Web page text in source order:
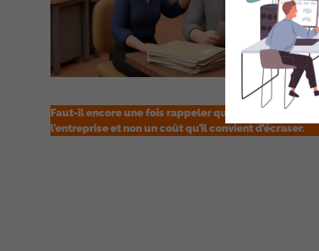
Faut-il encore une fois rappeler que le salarié est
l’entreprise et non un coût qu’il convient d’écraser.